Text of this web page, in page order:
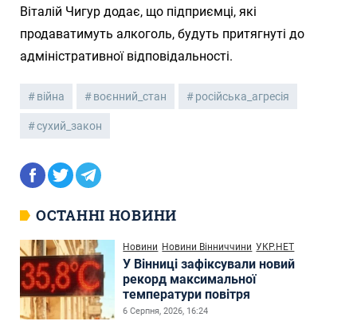
Віталій Чигур додає, що підприємці, які
продаватимуть алкоголь, будуть притягнуті до
адміністративної відповідальності.
війна воєнний_стан російська_агресія
сухий_закон
ОСТАННІ НОВИНИ
Новини Новини Вінниччини УКР.НЕТ
У Вінниці зафіксували новий
рекорд максимальної
температури повітря
6 Серпня, 2026, 16:24